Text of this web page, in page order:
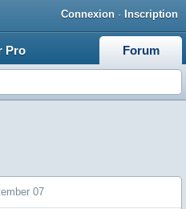
Connexion · Inscription
Pro Forum
07